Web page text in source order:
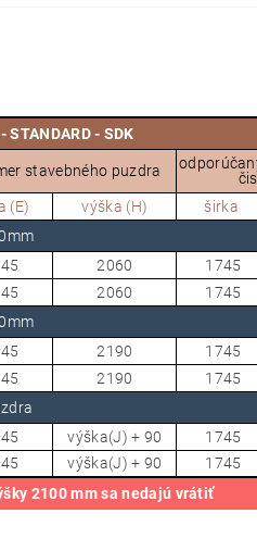
STANDARD - SDK
stavebného puzdra
(E) výška (H) širka
2060 1745
2060 1745
2190 1745
2190 1745
výška(J) + 90 1745
výška(J) + 90 1745
2100 mm sa nedajú vrátiť